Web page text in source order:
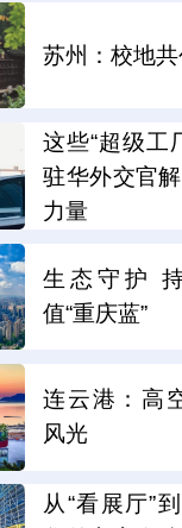
苏州：校地共
这些“超级工
驻华外交官
力量
生态守护
值“重庆蓝”
连云港：高
风光
从“看展厅”